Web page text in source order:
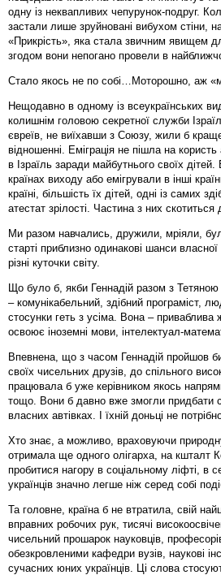
одну із неквапливих чепурунок-подруг.
застали лише зруйновані вибухом стіни,
«Прикрість», яка стала звичним явищем
згодом вони непогано провели в
Стало якось не по собі…Моторошно, аж
Нещодавно в одному із всеукраїнських
колишнім головою секретної служби
євреїв, не виїхавши з Союзу, жили б
відношенні. Еміграція не пішла на
в Ізраїль заради майбутнього своїх
країнах виходу або емігрували в інші
країні, більшість їх дітей, одні із самих
атестат зрілості. Частина з них скотиться
Ми разом навчались, дружили, мріяли,
старті приблизно одинакові шанси
різні куточки світу.
Що було б, якби Геннадій разом з Тетяною
– комунікабельний, здібний програміст,
стосунки геть з усіма. Вона – приваблива
освоює іноземні мови, інтелектуал-
Впевнена, що з часом Геннадій пройшов
своїх чисельних друзів, до спільного
працювала б уже керівником якось
тощо. Вони б давно вже змогли придбати
власних автівках. І їхній доньці не
Хто знає, а можливо, враховуючи природну
отримала ще одного олігарха, на кшталт
пробитися нагору в соціальному ліфті, в
українців значно легше ніж серед собі
Та головне, країна б не втратила, свій
вправних робочих рук, тисячі
чисельний прошарок науковців,
обезкровленими кафедри вузів, наукові
сучасних юних українців. Ці слова